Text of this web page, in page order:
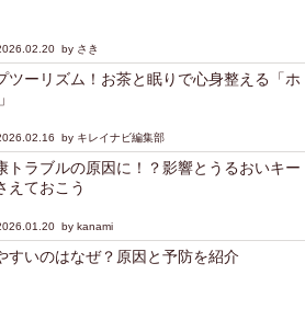
by さき
ツーリズム！お茶と眠りで心身整える「ホ
by キレイナビ編集部
トラブルの原因に！？影響とうるおいキー
えておこう
by kanami
すいのはなぜ？原因と予防を紹介